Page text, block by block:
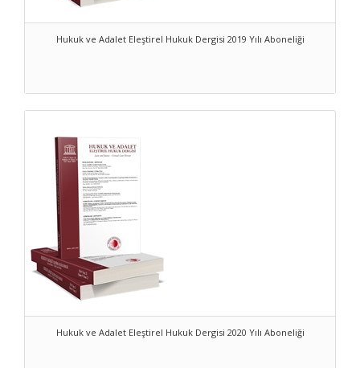
Hukuk ve Adalet Eleştirel Hukuk Dergisi 2019 Yılı Aboneliği
Hukuk ve Adalet Eleştirel Hukuk Dergisi 2020 Yılı Aboneliği